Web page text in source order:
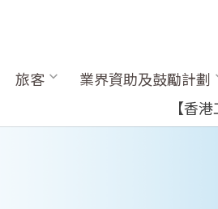
旅客 業界資助及鼓勵計劃
【香